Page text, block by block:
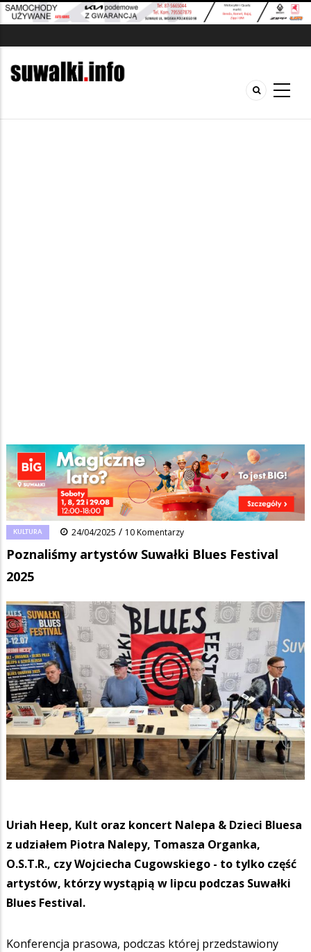
Ścieżka
nawigacyjna
Strona główna/Wiadomości/Kultura/
Poznaliśmy artystów Suwałki Blues Festival 2025
FacebookPinterestTumblr
0 Reddit Share
KULTURA 24/04/2025 / 10 Komentarzy
Poznaliśmy artystów Suwałki Blues Festival
2025
Uriah Heep, Kult oraz koncert Nalepa & Dzieci Bluesa
z udziałem Piotra Nalepy, Tomasza Organka,
O.S.T.R., czy Wojciecha Cugowskiego - to tylko część
artystów, którzy wystąpią w lipcu podczas Suwałki
Blues Festival.
Konferencja prasowa, podczas której przedstawiony